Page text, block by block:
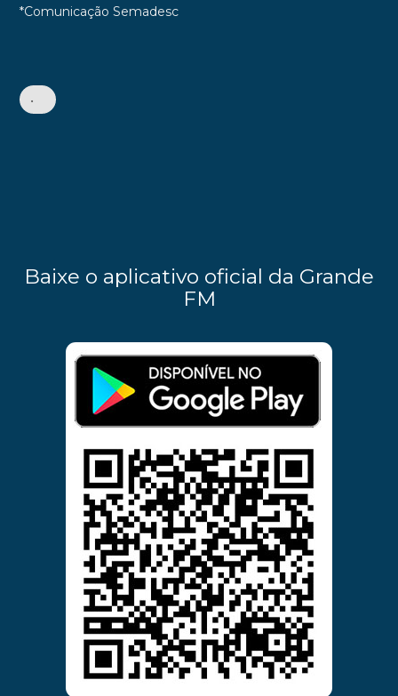
*Comunicação Semadesc
•
Baixe o aplicativo oficial da Grande
FM